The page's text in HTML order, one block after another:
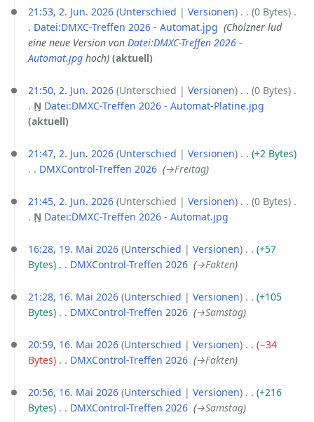
21:53, 2. Jun. 2026 Unterschied Versionen 0 Bytes
Datei:DMXC-Treffen 2026 - Automat.jpg
Cholzner lud
eine neue Version von Datei:DMXC-Treffen 2026 -
Automat.jpg hoch aktuell
21:50, 2. Jun. 2026 Unterschied Versionen 0 Bytes
N Datei:DMXC-Treffen 2026 - Automat-Platine.jpg
K
i
B
r
b
i
t
g
s
u
s
aktuell
21:47, 2. Jun. 2026 Unterschied Versionen
+2 Bytes
DMXControl-Treffen 2026
→‎Freitag
21:45, 2. Jun. 2026 Unterschied Versionen 0 Bytes
N Datei:DMXC-Treffen 2026 - Automat.jpg
e
i
e
B
a
r
e
i
Mai
2026
16:28, 19. Mai 2026 Unterschied Versionen
+57
Bytes
DMXControl-Treffen 2026 →‎Fakten
Mai
2026
21:28, 16. Mai 2026 Unterschied Versionen
+105
Bytes
DMXControl-Treffen 2026 →‎Samstag
20:59, 16. Mai 2026 Unterschied Versionen
−34
Bytes
DMXControl-Treffen 2026 →‎Fakten
20:56, 16. Mai 2026 Unterschied Versionen
+216
Bytes
DMXControl-Treffen 2026 →‎Samstag